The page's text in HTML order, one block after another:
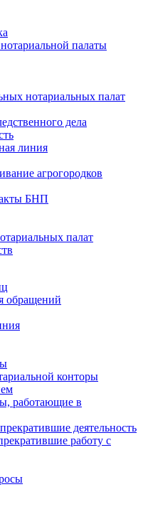
палаты
нотариальных палат
дела
линия
агрогородков
БНП
палат
обращений
конторы
работающие в
деятельность
работу с